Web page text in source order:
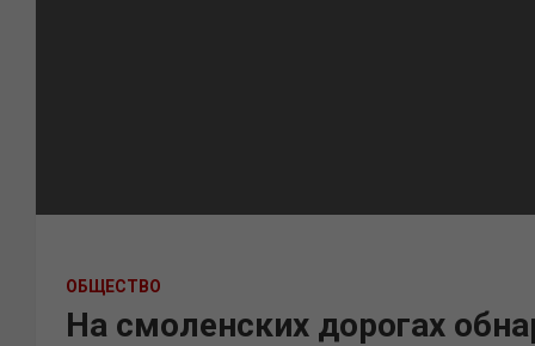
ОБЩЕСТВО
На смоленских дорогах